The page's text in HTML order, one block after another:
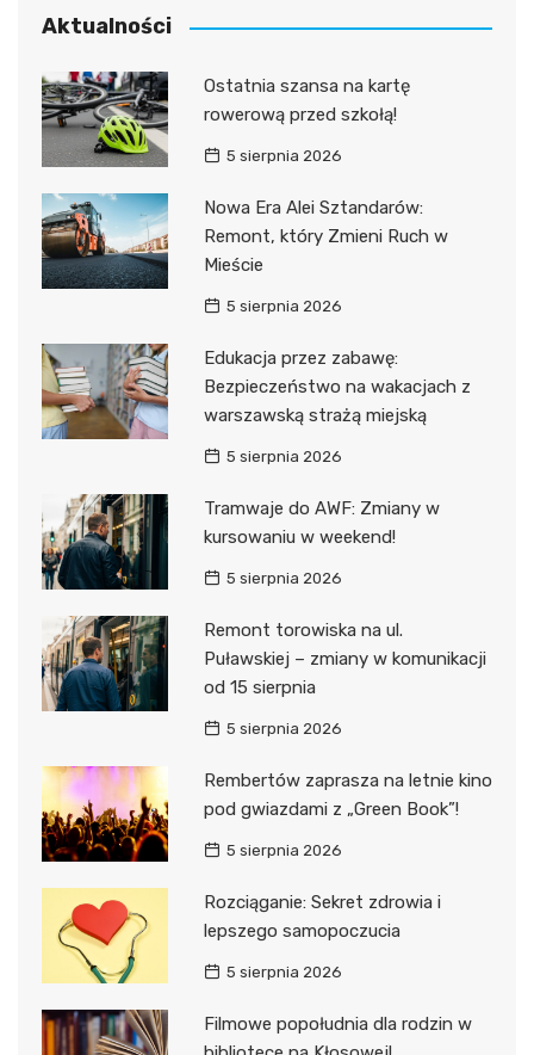
Aktualności
Ostatnia szansa na kartę
rowerową przed szkołą!
5 sierpnia 2026
Nowa Era Alei Sztandarów:
Remont, który Zmieni Ruch w
Mieście
5 sierpnia 2026
Edukacja przez zabawę:
Bezpieczeństwo na wakacjach z
warszawską strażą miejską
5 sierpnia 2026
Tramwaje do AWF: Zmiany w
kursowaniu w weekend!
5 sierpnia 2026
Remont torowiska na ul.
Puławskiej – zmiany w komunikacji
od 15 sierpnia
5 sierpnia 2026
Rembertów zaprasza na letnie kino
pod gwiazdami z „Green Book”!
5 sierpnia 2026
Rozciąganie: Sekret zdrowia i
lepszego samopoczucia
5 sierpnia 2026
Filmowe popołudnia dla rodzin w